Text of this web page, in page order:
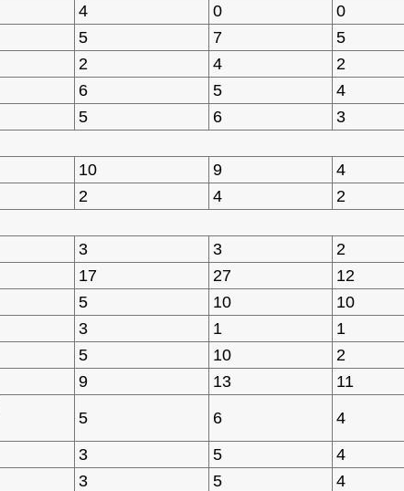
4 0 0
5 7 5
2 4 2
6 5 4
5 6 3
10 9 4
2 4 2
3 3 2
17 27 12
5 10 10
3 1 1
5 10 2
9 13 11
5 6 4
3 5 4
3 5 4